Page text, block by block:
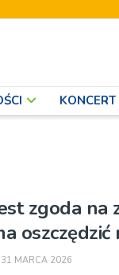
zgoda na
31 MARCA 2026